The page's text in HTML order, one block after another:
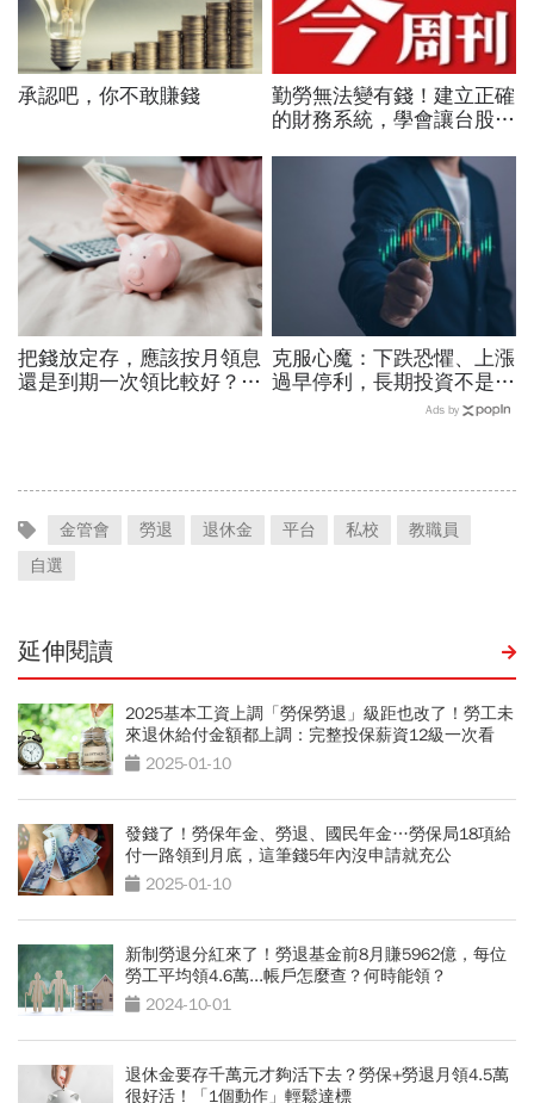
承認吧，你不敢賺錢
勤勞無法變有錢！建立正確
的財務系統，學會讓台股與
把錢放定存，應該按月領息
還是到期一次領比較好？關
克服心魔：下跌恐懼、上漲
過早停利，長期投資不是每
天看股價，而是定期看生意
Ads by
金管會 勞退 退休金 平台 私校
教職員
自選
延伸閱讀
2025基本工資上調「勞保勞退」級距也改了！勞工未
來退休給付金額都上調：完整投保薪資12級一次看
2025-01-10
發錢了！勞保年金、勞退、國民年金…勞保局18項給
付一路領到月底，這筆錢5年內沒申請就充公
2025-01-10
新制勞退分紅來了！勞退基金前8月賺5962億，每位
勞工平均領4.6萬...帳戶怎麼查？何時能領？
2024-10-01
退休金要存千萬元才夠活下去？勞保+勞退月領4.5萬
很好活！「1個動作」輕鬆達標